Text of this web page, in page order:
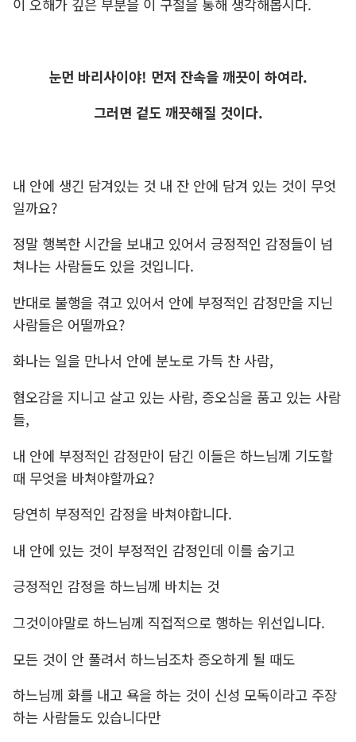
이 오해가 깊은 부분을 이 구절을 통해 생각해봅시다.
눈먼 바리사이야! 먼저 잔속을 깨끗이 하여라.
그러면 겉도 깨끗해질 것이다.
내 안에 생긴 담겨있는 것 내 잔 안에 담겨 있는 것이 무엇
일까요?
정말 행복한 시간을 보내고 있어서 긍정적인 감정들이 넘
쳐나는 사람들도 있을 것입니다.
반대로 불행을 겪고 있어서 안에 부정적인 감정만을 지닌
사람들은 어떨까요?
화나는 일을 만나서 안에 분노로 가득 찬 사람,
혐오감을 지니고 살고 있는 사람, 증오심을 품고 있는 사람
들,
내 안에 부정적인 감정만이 담긴 이들은 하느님께 기도할
때 무엇을 바쳐야할까요?
당연히 부정적인 감정을 바쳐야합니다.
내 안에 있는 것이 부정적인 감정인데 이를 숨기고
긍정적인 감정을 하느님께 바치는 것
그것이야말로 하느님께 직접적으로 행하는 위선입니다.
모든 것이 안 풀려서 하느님조차 증오하게 될 때도
하느님께 화를 내고 욕을 하는 것이 신성 모독이라고 주장
하는 사람들도 있습니다만